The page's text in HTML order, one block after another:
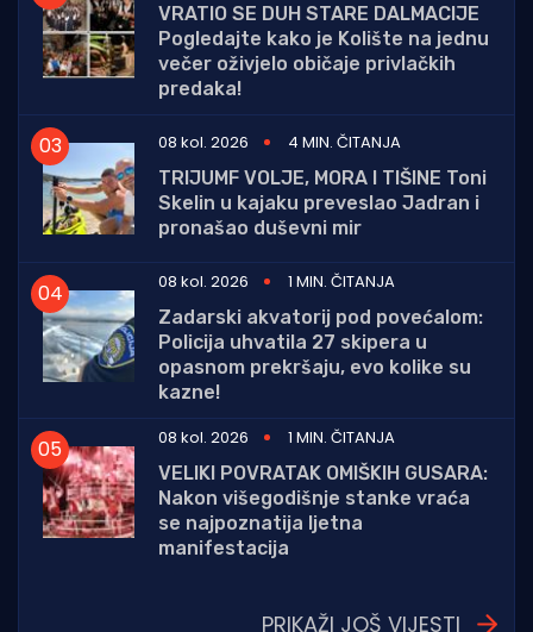
VRATIO SE DUH STARE DALMACIJE
Pogledajte kako je Kolište na jednu
večer oživjelo običaje privlačkih
predaka!
08 kol. 2026
4 MIN. ČITANJA
TRIJUMF VOLJE, MORA I TIŠINE Toni
Skelin u kajaku preveslao Jadran i
pronašao duševni mir
08 kol. 2026
1 MIN. ČITANJA
Zadarski akvatorij pod povećalom:
Policija uhvatila 27 skipera u
opasnom prekršaju, evo kolike su
kazne!
08 kol. 2026
1 MIN. ČITANJA
VELIKI POVRATAK OMIŠKIH GUSARA:
Nakon višegodišnje stanke vraća
se najpoznatija ljetna
manifestacija
PRIKAŽI JOŠ VIJESTI